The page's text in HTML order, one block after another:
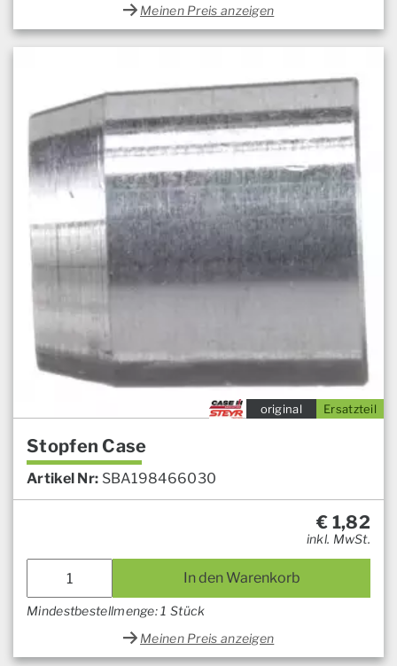
Meinen Preis anzeigen
Ersatzteil
original
Stopfen Case
Artikel Nr: SBA198466030
€ 1,82
inkl. MwSt.
In den Warenkorb
Mindestbestellmenge: 1 Stück
Meinen Preis anzeigen